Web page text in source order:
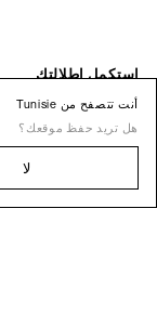
أنت تتصفح من Tunisie
هل تريد حفظ موقعك؟
لا